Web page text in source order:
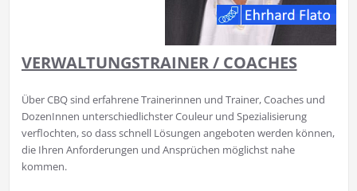
VERWALTUNGSTRAINER / COACHES
Über CBQ sind erfahrene Trainerinnen und Trainer, Coaches und
DozenInnen unterschiedlichster Couleur und Spezialisierung
verflochten, so dass schnell Lösungen angeboten werden können,
die Ihren Anforderungen und Ansprüchen möglichst nahe
kommen.